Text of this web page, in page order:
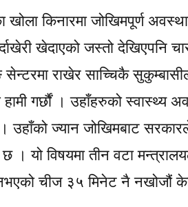
किनारमा जोखिमपूर्ण
खेदाएको जस्तो देखिएपनि
राखेर साच्चिकै
हामी गर्छौं । उहाँहरुको स्वास्थ्य
। उहाँको ज्यान जोखिमबाट
छ । यो विषयमा तीन वटा
चीज ३५ मिनेट नै नखोजौं